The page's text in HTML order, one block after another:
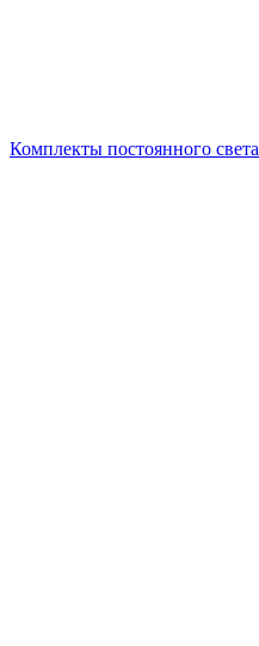
Комплекты постоянного света